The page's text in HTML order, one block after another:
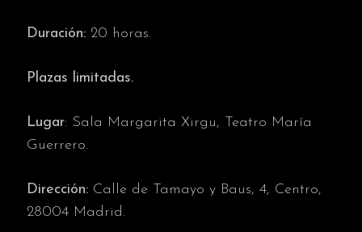
Duración:20 horas.
Plazas limitadas.
Lugar: Sala Margarita Xirgu, Teatro María
Guerrero.
Dirección:Calle de Tamayo y Baus, 4, Centro,
28004 Madrid.